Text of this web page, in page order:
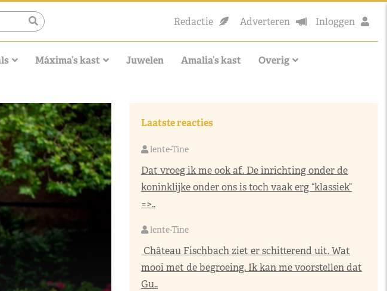
Redactie Adverteren Inloggen
Máxima’s kast Juwelen Amalia’s kast Overig
Laatste reacties
lente-Tine
Dat vroeg ik me ook af. De inrichting onder de
koninklijke onder ons is toch vaak erg “klassiek”
=>..
lente-Tine
Château Fischbach ziet er schitterend uit. Wat
mooi met de begroeing. Ik kan me voorstellen dat
Gu..